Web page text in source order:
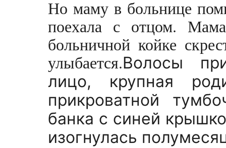
Но маму в больнице
поехала с отцом.
больничной койке
улыбается.Волосы
лицо, крупная
прикроватной
банка с синей
изогнулась